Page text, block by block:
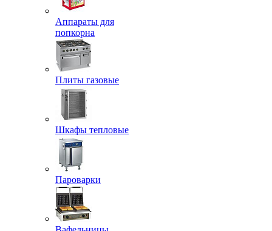
Аппараты для
попкорна
Плиты газовые
Шкафы тепловые
Пароварки